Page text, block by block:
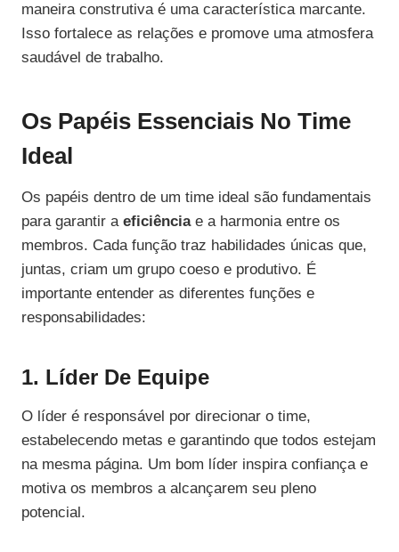
maneira construtiva é uma característica marcante.
Isso fortalece as relações e promove uma atmosfera
saudável de trabalho.
Os Papéis Essenciais No Time
Ideal
Os papéis dentro de um time ideal são fundamentais
para garantir a eficiênciae a harmonia entre os
membros. Cada função traz habilidades únicas que,
juntas, criam um grupo coeso e produtivo. É
importante entender as diferentes funções e
responsabilidades:
1. Líder De Equipe
O líder é responsável por direcionar o time,
estabelecendo metas e garantindo que todos estejam
na mesma página. Um bom líder inspira confiança e
motiva os membros a alcançarem seu pleno
potencial.